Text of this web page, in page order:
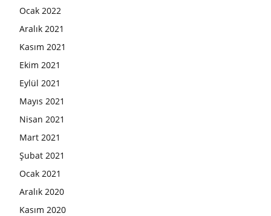
Ocak 2022
Aralık 2021
Kasım 2021
Ekim 2021
Eylül 2021
Mayıs 2021
Nisan 2021
Mart 2021
Şubat 2021
Ocak 2021
Aralık 2020
Kasım 2020